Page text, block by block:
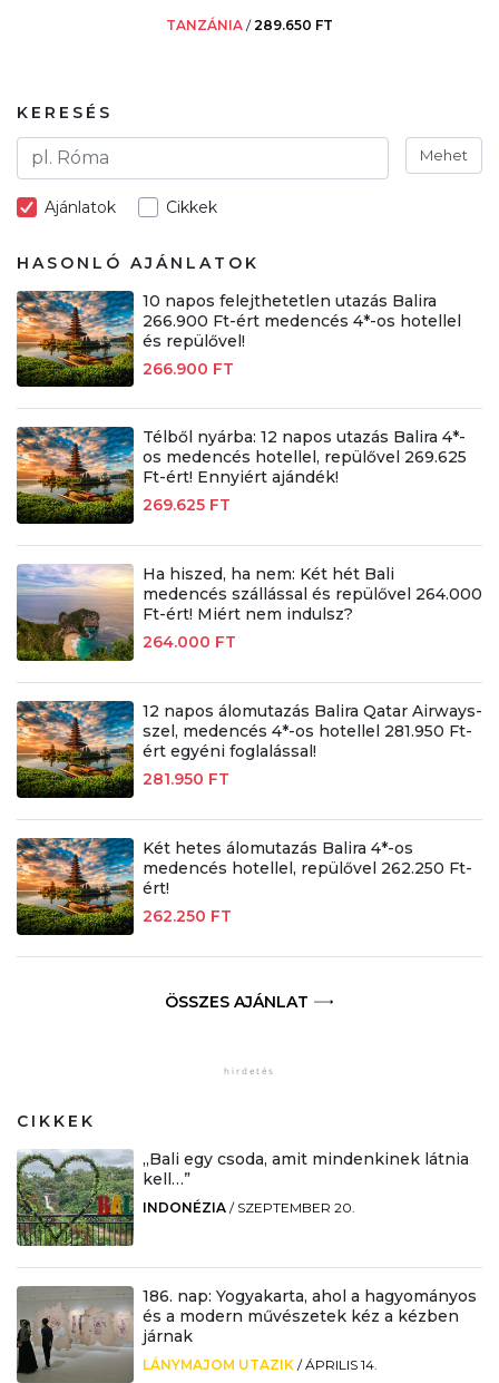
TANZÁNIA /289.650 FT
KERESÉS
Mehet
Ajánlatok Cikkek
HASONLÓ AJÁNLATOK
10 napos felejthetetlen utazás Balira
266.900 Ft-ért medencés 4*-os hotellel
és repülővel!
266.900 FT
Télből nyárba: 12 napos utazás Balira 4*-
os medencés hotellel, repülővel 269.625
Ft-ért! Ennyiért ajándék!
269.625 FT
Ha hiszed, ha nem: Két hét Bali
medencés szállással és repülővel 264.000
Ft-ért! Miért nem indulsz?
264.000 FT
12 napos álomutazás Balira Qatar Airways-
szel, medencés 4*-os hotellel 281.950 Ft-
ért egyéni foglalással!
281.950 FT
Két hetes álomutazás Balira 4*-os
medencés hotellel, repülővel 262.250 Ft-
ért!
262.250 FT
ÖSSZES AJÁNLAT
CIKKEK
„Bali egy csoda, amit mindenkinek látnia
kell…”
INDONÉZIA / SZEPTEMBER 20.
186. nap: Yogyakarta, ahol a hagyományos
és a modern művészetek kéz a kézben
járnak
LÁNYMAJOM UTAZIK /ÁPRILIS 14.